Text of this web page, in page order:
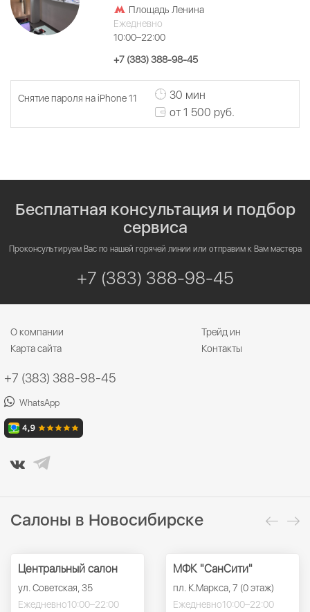
Площадь Ленина
Ежедневно
10:00–22:00
+7 (383) 388-98-45
Снятие пароля на iPhone 11
30 мин
от 1 500 руб.
Бесплатная консультация и подбор
сервиса
Проконсультируем Вас по нашей горячей линии или отправим к Вам мастера
+7 (383) 388-98-45
О компании
Трейд ин
Карта сайта
Контакты
+7 (383) 388-98-45
WhatsApp
Салоны в Новосибирске
Центральный салон
ул. Советская, 35
Ежедневно10:00–22:00
МФК "СанСити"
пл. К.Маркса, 7 (0 этаж)
Ежедневно10:00–22:00